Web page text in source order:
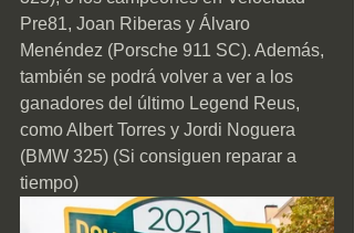
Pre81, Joan Riberas y Álvaro
Menéndez (Porsche 911 SC). Además,
también se podrá volver a ver a los
ganadores del último Legend Reus,
como Albert Torres y Jordi Noguera
(BMW 325) (Si consiguen reparar a
tiempo)